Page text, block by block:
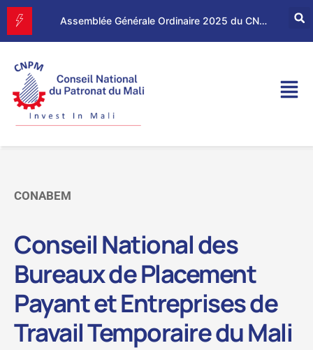
Assemblée Générale Ordinaire 2025 du CNPM
CONABEM
Conseil National des
Bureaux de Placement
Payant et Entreprises de
Travail Temporaire du Mali